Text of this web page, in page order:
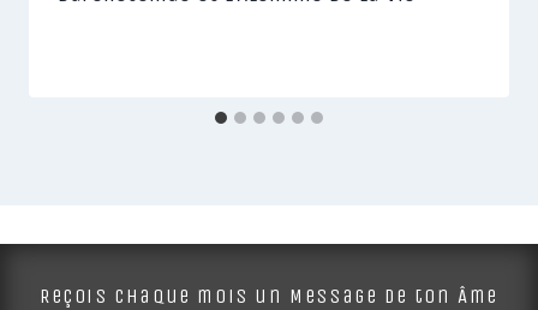
Reçois chaque mois un Message de ton Âme